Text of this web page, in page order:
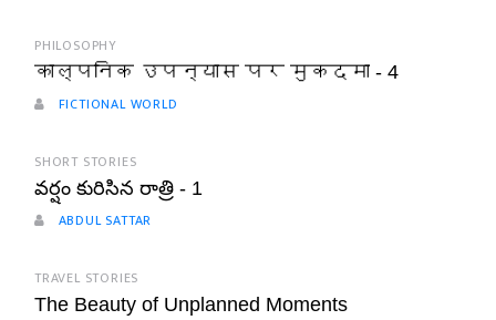
PHILOSOPHY
काल्पनिक उपन्यास पर मुकदमा - 4
FICTIONAL WORLD
SHORT STORIES
వర్షం కురిసిన రాత్రి - 1
ABDUL SATTAR
TRAVEL STORIES
The Beauty of Unplanned Moments